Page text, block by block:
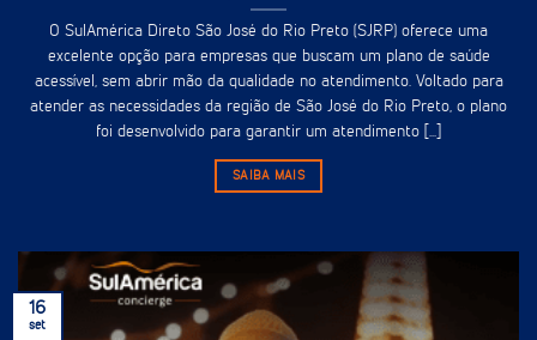
O SulAmérica Direto São José do Rio Preto (SJRP) oferece uma
excelente opção para empresas que buscam um plano de saúde
acessível, sem abrir mão da qualidade no atendimento. Voltado para
atender as necessidades da região de São José do Rio Preto, o plano
foi desenvolvido para garantir um atendimento [...]
SAIBA MAIS
16
set